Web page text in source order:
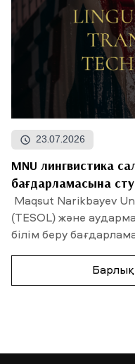
23.07.2026
MNU лингвистика
бағдарламасына
Maqsut Narikbayev
(TESOL) және
білім беру